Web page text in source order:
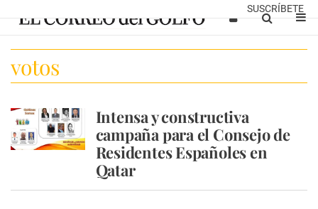
SUSCRÍBETE
votos
Intensa y constructiva
campaña para el Consejo de
Residentes Españoles en
Qatar